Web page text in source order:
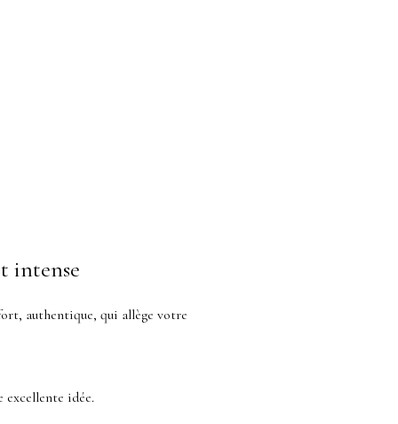
intense
authentique, qui allège votre
excellente idée.